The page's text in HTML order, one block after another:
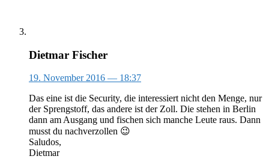
Dietmar Fischer
19. November 2016 — 18:37
Das eine ist die Security, die interessiert nicht den Menge, nur
der Sprengstoff, das andere ist der Zoll. Die stehen in Berlin
dann am Ausgang und fischen sich manche Leute raus. Dann
musst du nachverzollen 😉
Saludos,
Dietmar